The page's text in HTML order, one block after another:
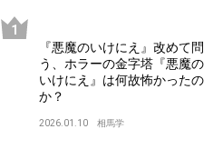
『悪魔のいけにえ』改めて問
う、ホラーの金字塔『悪魔の
いけにえ』は何故怖かったの
か？
2026.01.10 相馬学